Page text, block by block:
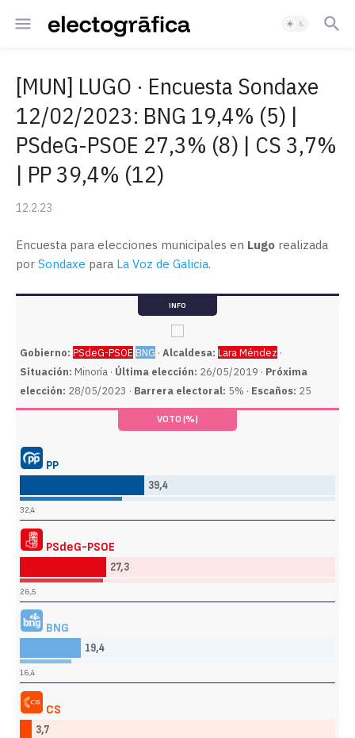
[MUN] LUGO · Encuesta Sondaxe
12/02/2023: BNG 19,4% (5) |
PSdeG-PSOE 27,3% (8) | CS 3,7%
| PP 39,4% (12)
12.2.23
Encuesta para elecciones municipales en Lugo realizada
por Sondaxe para La Voz de Galicia.
INFO
Gobierno: PSdeG-PSOE BNG · Alcaldesa: Lara Méndez ·
Situación: Minoría · Última elección: 26/05/2019 · Próxima
elección: 28/05/2023 · Barrera electoral: 5% · Escaños: 25
VOTO (%)
PP
39,4
32,4
PSdeG-PSOE
27,3
26,5
BNG
19,4
16,4
CS
3,7